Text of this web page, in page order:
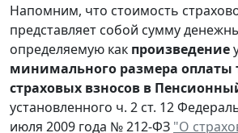
Напомним, что стоимость
представляет собой сумму
определяемую как произведение
минимального размера оплаты
страховых взносов в
установленного ч. 2 ст. 12
июля 2009 года № 212-ФЗ "О